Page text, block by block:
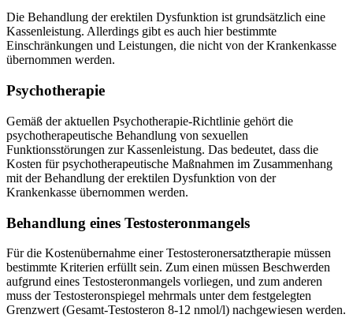
Die Behandlung der erektilen Dysfunktion ist grundsätzlich eine
Kassenleistung. Allerdings gibt es auch hier bestimmte
Einschränkungen und Leistungen, die nicht von der Krankenkasse
übernommen werden.
Psychotherapie
Gemäß der aktuellen Psychotherapie-Richtlinie gehört die
psychotherapeutische Behandlung von sexuellen
Funktionsstörungen zur Kassenleistung. Das bedeutet, dass die
Kosten für psychotherapeutische Maßnahmen im Zusammenhang
mit der Behandlung der erektilen Dysfunktion von der
Krankenkasse übernommen werden.
Behandlung eines Testosteronmangels
Für die Kostenübernahme einer Testosteronersatztherapie müssen
bestimmte Kriterien erfüllt sein. Zum einen müssen Beschwerden
aufgrund eines Testosteronmangels vorliegen, und zum anderen
muss der Testosteronspiegel mehrmals unter dem festgelegten
Grenzwert (Gesamt-Testosteron 8-12 nmol/l) nachgewiesen werden.